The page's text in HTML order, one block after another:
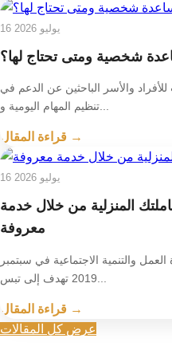
16 يوليو 2026
شخصية ومتى تحتاج لها؟
والأسر الباحثين عن الدعم في
قراءة المقال →
16 يوليو 2026
المنزلية من خلال خدمة
معروفة
والتنمية الاجتماعية في سبتمبر
قراءة المقال →
عرض كل المقالات